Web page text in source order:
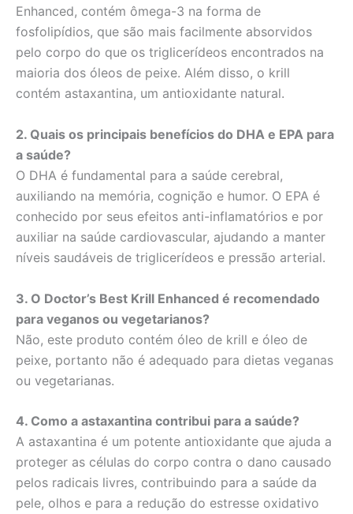
Enhanced, contém ômega-3 na forma de
fosfolipídios, que são mais facilmente absorvidos
pelo corpo do que os triglicerídeos encontrados na
maioria dos óleos de peixe. Além disso, o krill
contém astaxantina, um antioxidante natural.
2. Quais os principais benefícios do DHA e EPA para
a saúde?
O DHA é fundamental para a saúde cerebral,
auxiliando na memória, cognição e humor. O EPA é
conhecido por seus efeitos anti-inflamatórios e por
auxiliar na saúde cardiovascular, ajudando a manter
níveis saudáveis de triglicerídeos e pressão arterial.
3. O Doctor’s Best Krill Enhanced é recomendado
para veganos ou vegetarianos?
Não, este produto contém óleo de krill e óleo de
peixe, portanto não é adequado para dietas veganas
ou vegetarianas.
4. Como a astaxantina contribui para a saúde?
A astaxantina é um potente antioxidante que ajuda a
proteger as células do corpo contra o dano causado
pelos radicais livres, contribuindo para a saúde da
pele, olhos e para a redução do estresse oxidativo